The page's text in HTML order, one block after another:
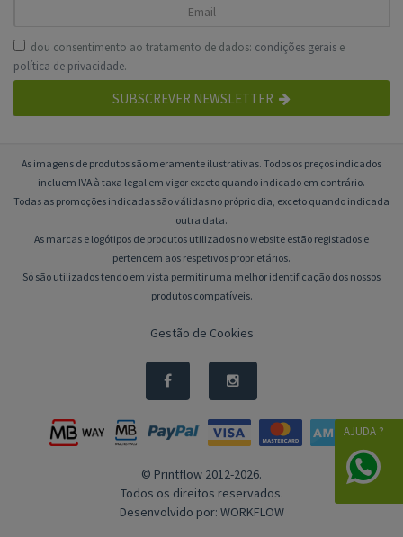
dou consentimento ao tratamento de dados: condições gerais e
política de privacidade.
SUBSCREVER NEWSLETTER
As imagens de produtos são meramente ilustrativas. Todos os preços indicados
incluem IVA à taxa legal em vigor exceto quando indicado em contrário.
Todas as promoções indicadas são válidas no próprio dia, exceto quando indicada
outra data.
As marcas e logótipos de produtos utilizados no website estão registados e
pertencem aos respetivos proprietários.
Só são utilizados tendo em vista permitir uma melhor identificação dos nossos
produtos compatíveis.
Gestão de Cookies
© Printflow 2012-2026.
Todos os direitos reservados.
Desenvolvido por: WORKFLOW
AJUDA ?